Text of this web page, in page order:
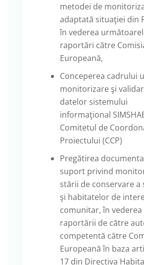
metodei de
adaptată situaţiei din
în vederea
raportări către
Europeană,
Conceperea cadrului
monitorizare şi
datelor sistemului
informaţional
Comitetul de
Proiectului (CCP)
Pregătirea
suport privind
stării de conservare a
şi habitatelor de
comunitar, în vederea
raportării de către
competentă către
Europeană în baza
17 din Directiva